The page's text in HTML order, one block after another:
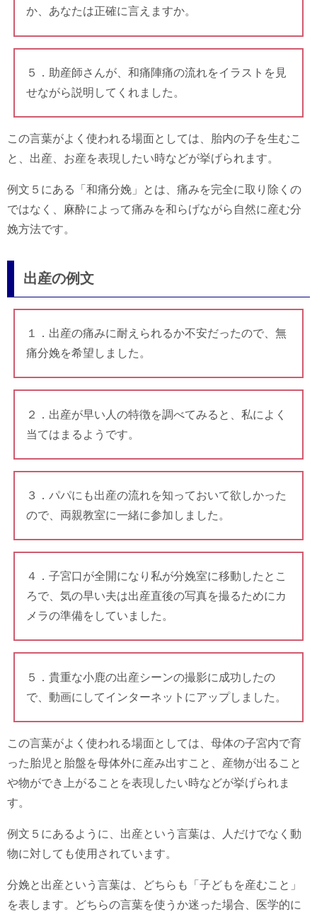
か、あなたは正確に言えますか。
５．助産師さんが、和痛陣痛の流れをイラストを見
せながら説明してくれました。
この言葉がよく使われる場面としては、胎内の子を生むこ
と、出産、お産を表現したい時などが挙げられます。
例文５にある「和痛分娩」とは、痛みを完全に取り除くの
ではなく、麻酔によって痛みを和らげながら自然に産む分
娩方法です。
出産の例文
１．出産の痛みに耐えられるか不安だったので、無
痛分娩を希望しました。
２．出産が早い人の特徴を調べてみると、私によく
当てはまるようです。
３．パパにも出産の流れを知っておいて欲しかった
ので、両親教室に一緒に参加しました。
４．子宮口が全開になり私が分娩室に移動したとこ
ろで、気の早い夫は出産直後の写真を撮るためにカ
メラの準備をしていました。
５．貴重な小鹿の出産シーンの撮影に成功したの
で、動画にしてインターネットにアップしました。
この言葉がよく使われる場面としては、母体の子宮内で育
った胎児と胎盤を母体外に産み出すこと、産物が出ること
や物ができ上がることを表現したい時などが挙げられま
す。
例文５にあるように、出産という言葉は、人だけでなく動
物に対しても使用されています。
分娩と出産という言葉は、どちらも「子どもを産むこと」
を表します。どちらの言葉を使うか迷った場合、医学的に